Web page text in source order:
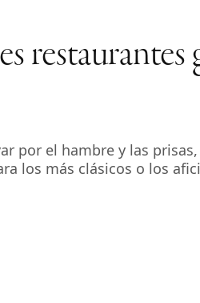
restaurantes
por el hambre y las
los más clásicos o los